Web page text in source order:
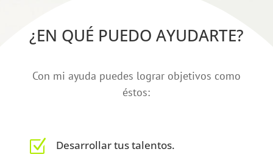
¿EN QUÉ PUEDO AYUDARTE?
Con mi ayuda puedes lograr objetivos como
éstos:
Z Desarrollar tus talentos.